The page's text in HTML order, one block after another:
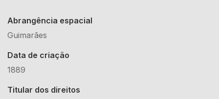
Abrangência espacial
Guimarães
Data de criação
1889
Titular dos direitos